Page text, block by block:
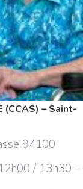
(CCAS) – Saint-
94100
/ 13h30 –